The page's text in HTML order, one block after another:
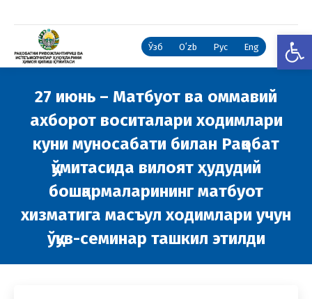
Ўзб Oʻzb Рус Eng
27 июнь – Матбуот ва оммавий
ахборот воситалари ходимлари
куни муносабати билан Рақобат
қўмитасида вилоят ҳудудий
бошқармаларининг матбуот
хизматига масъул ходимлари учун
ўқув-семинар ташкил этилди